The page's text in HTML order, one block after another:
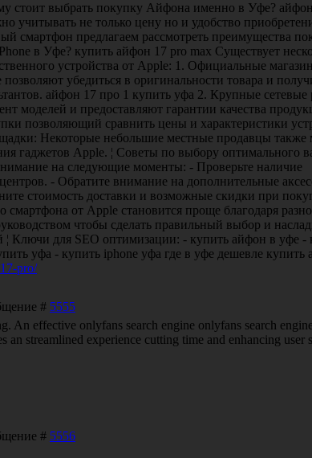
стоит выбрать покупку Айфона именно в Уфе?
учитывать не только цену но и удобство
смартфон предлагаем рассмотреть преимущества
в Уфе? купить айфон 17 pro max Существует
устройства от Apple: 1. Официальные
убедиться в оригинальности товара и
айфон 17 про 1 купить уфа 2. Крупные сетевые
моделей и предоставляют гарантии качества
позволяющий сравнить цены и характеристики
Некоторые небольшие местные продавцы также
гаджетов Apple. ¦ Советы по выбору оптимального
на следующие моменты: - Проверьте наличие
- Обратите внимание на дополнительные
стоимость доставки и возможные скидки при
от Apple становится проще благодаря
чтобы сделать правильный выбор и
Ключи для SEO оптимизации: - купить айфон в уфе -
уфа - купить iphone уфа где в уфе дешевле купить
pro/
# 5555
An effective onlyfans search engine onlyfans search
an streamlined experience cutting time and enhancing user
# 5556